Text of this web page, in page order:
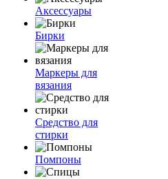
Аксессуары
Бирки
Маркеры для
вязания
Средство для
стирки
Помпоны